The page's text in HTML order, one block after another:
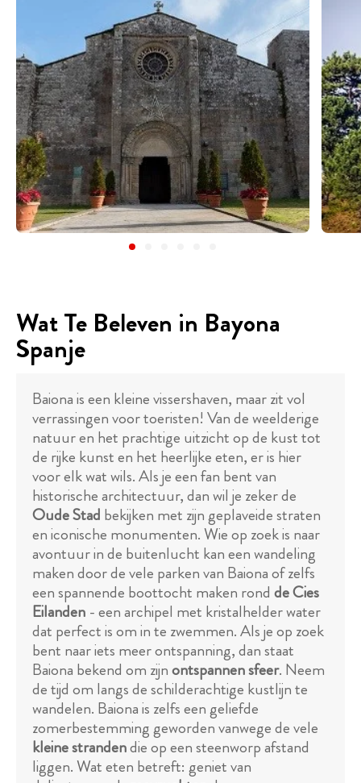
Wat Te Beleven in Bayona
Spanje
Baiona is een kleine vissershaven, maar zit vol
verrassingen voor toeristen! Van de weelderige
natuur en het prachtige uitzicht op de kust tot
de rijke kunst en het heerlijke eten, er is hier
voor elk wat wils. Als je een fan bent van
historische architectuur, dan wil je zeker de
Oude Stad bekijken met zijn geplaveide straten
en iconische monumenten. Wie op zoek is naar
avontuur in de buitenlucht kan een wandeling
maken door de vele parken van Baiona of zelfs
een spannende boottocht maken rond de Cies
Eilanden - een archipel met kristalhelder water
dat perfect is om in te zwemmen. Als je op zoek
bent naar iets meer ontspanning, dan staat
Baiona bekend om zijnontspannen sfeer. Neem
de tijd om langs de schilderachtige kustlijn te
wandelen. Baiona is zelfs een geliefde
zomerbestemming geworden vanwege de vele
kleine strandendie op een steenworp afstand
liggen. Wat eten betreft: geniet van